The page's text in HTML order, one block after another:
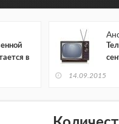
в
14.09.2015